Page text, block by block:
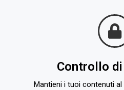
Controllo
Mantieni i tuoi contenuti